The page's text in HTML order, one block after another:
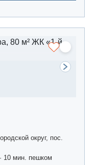
округ, пос.
10 мин. пешком